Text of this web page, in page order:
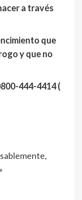
a través
que
y que no
444-4414 (